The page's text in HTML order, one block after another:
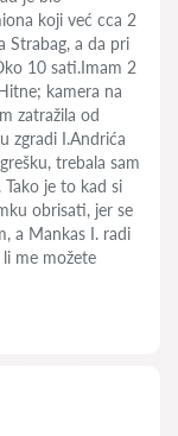
koji već cca 2
Strabag, a da pri
10 sati.Imam 2
kamera na
zatražila od
zgradi I.Andrića
trebala sam
je to kad si
obrisati, jer se
a Mankas I. radi
me možete